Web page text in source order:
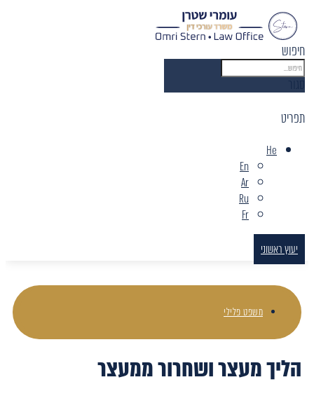
חיפוש
תפריט
He
En
Ar
Ru
Fr
יעוץ ראשוני
משפט פלילי
הליך מעצר ושחרור ממעצר